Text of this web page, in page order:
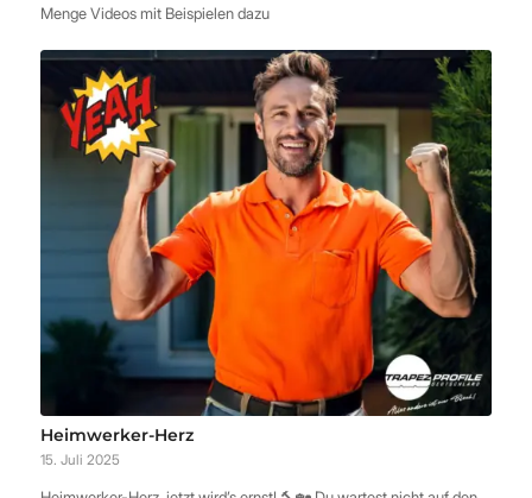
Menge Videos mit Beispielen dazu
Heimwerker-Herz
15. Juli 2025